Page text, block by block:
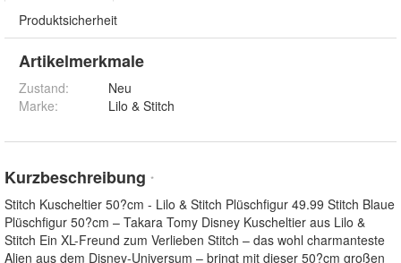
Produktsicherheit
Artikelmerkmale
Zustand:
Neu
Marke:
Lilo & Stitch
Kurzbeschreibung *
Stitch Kuscheltier 50?cm - Lilo & Stitch Plüschfigur 49.99 Stitch Blaue
Plüschfigur 50?cm – Takara Tomy Disney Kuscheltier aus Lilo &
Stitch Ein XL-Freund zum Verlieben Stitch – das wohl charmanteste
Alien aus dem Disney-Universum – bringt mit dieser 50?cm großen